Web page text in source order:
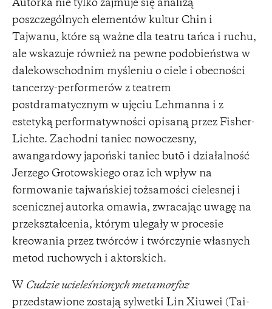
Autorka nie tylko zajmuje się analizą
poszczególnych elementów kultur Chin i
Tajwanu, które są ważne dla teatru tańca i ruchu,
ale wskazuje również na pewne podobieństwa w
dalekowschodnim myśleniu o ciele i obecności
tancerzy-performerów z teatrem
postdramatycznym w ujęciu Lehmanna i z
estetyką performatywności opisaną przez Fisher-
Lichte. Zachodni taniec nowoczesny,
awangardowy japoński taniec butō i działalność
Jerzego Grotowskiego oraz ich wpływ na
formowanie tajwańskiej tożsamości cielesnej i
scenicznej autorka omawia, zwracając uwagę na
przekształcenia, którym ulegały w procesie
kreowania przez twórców i twórczynie własnych
metod ruchowych i aktorskich.
W Cudzie ucieleśnionych metamorfoz
przedstawione zostają sylwetki Lin Xiuwei (Tai-